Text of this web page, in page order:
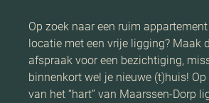
Op zoek naar een ruim
locatie met een vrije ligging? Maak
afspraak voor een bezichtiging,
binnenkort wel je nieuwe (t)huis!
van het “hart” van Maarssen-Dorp